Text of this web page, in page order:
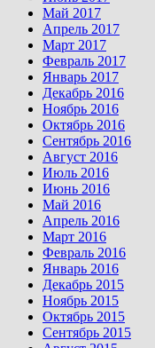
Май 2017
Апрель 2017
Март 2017
Февраль 2017
Январь 2017
Декабрь 2016
Ноябрь 2016
Октябрь 2016
Сентябрь 2016
Август 2016
Июль 2016
Июнь 2016
Май 2016
Апрель 2016
Март 2016
Февраль 2016
Январь 2016
Декабрь 2015
Ноябрь 2015
Октябрь 2015
Сентябрь 2015